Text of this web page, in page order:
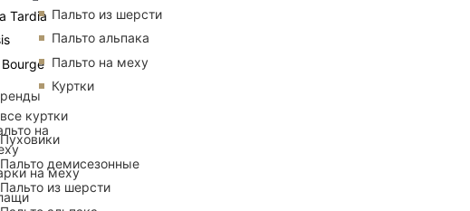
Tardia
на
на меху
Пальто из шерсти
Пальто альпака
Пальто на меху
Куртки
все куртки
Пуховики
Пальто демисезонные
Пальто из шерсти